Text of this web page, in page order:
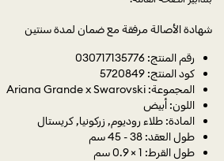
شهادة الأصالة مرفقة مع ضمان لمدة سنتين
رقم المنتج: 030717135776
كود المنتج: 5720849
المجموعة: Ariana Grande x Swarovski
اللون: أبيض
المادة: طلاء روديوم, زركونيا, كريستال
طول العقد: 38 - 45 سم
طول القرط: 1 × 0.9 سم